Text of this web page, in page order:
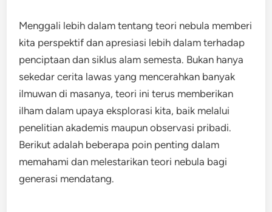
Menggali lebih dalam tentang teori nebula memberi
kita perspektif dan apresiasi lebih dalam terhadap
penciptaan dan siklus alam semesta. Bukan hanya
sekedar cerita lawas yang mencerahkan banyak
ilmuwan di masanya, teori ini terus memberikan
ilham dalam upaya eksplorasi kita, baik melalui
penelitian akademis maupun observasi pribadi.
Berikut adalah beberapa poin penting dalam
memahami dan melestarikan teori nebula bagi
generasi mendatang.